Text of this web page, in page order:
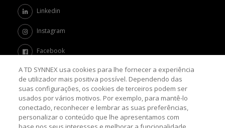
Linkedin
Instagram
Facebook
Twitter
Channel Academy
SOBRE O BLOG
A TD SYNNEX usa cookies para lhe fornecer a experiência
de utilizador mais positiva possível. Dependendo das
suas configurações, os cookies de terceiros podem ser
usados por vários motivos. Por exemplo, para mantê-lo
conectado, reconhecer e lembrar as suas preferências,
personalizar o conteúdo que lhe apresentamos com